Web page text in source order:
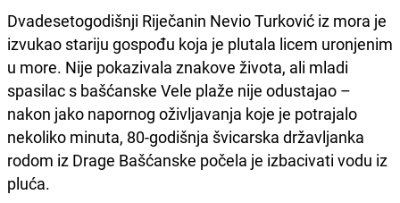
Dvadesetogodišnji Riječanin Nevio Turković iz mora je
izvukao stariju gospođu koja je plutala licem uronjenim
u more. Nije pokazivala znakove života, ali mladi
spasilac s bašćanske Vele plaže nije odustajao –
nakon jako napornog oživljavanja koje je potrajalo
nekoliko minuta, 80-godišnja švicarska državljanka
rodom iz Drage Bašćanske počela je izbacivati vodu iz
pluća.